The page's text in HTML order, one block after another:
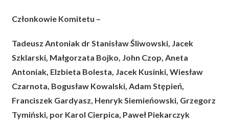
Członkowie Komitetu –
Tadeusz Antoniak dr Stanisław Śliwowski, Jacek
Szklarski, Małgorzata Bojko, John Czop, Aneta
Antoniak, Elzbieta Bolesta, Jacek Kusinki, Wiesław
Czarnota, Bogusław Kowalski, Adam Stępień,
Franciszek Gardyasz, Henryk Siemieńowski, Grzegorz
Tymiński, por Karol Cierpica, Paweł Piekarczyk